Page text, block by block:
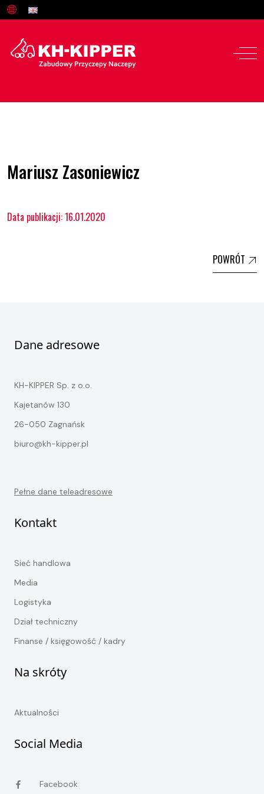
Oferta
Mariusz Zasoniewicz
Data publikacji: 16.01.2020
POWRÓT
Dane adresowe
KH-KIPPER Sp. z o.o.
Kajetanów 130
26-050 Zagnańsk
biuro@kh-kipper.pl
Pełne dane teleadresowe
Kontakt
Sieć handlowa
Media
Logistyka
Dział techniczny
Finanse / księgowość / kadry
Na skróty
Aktualności
Social Media
Facebook